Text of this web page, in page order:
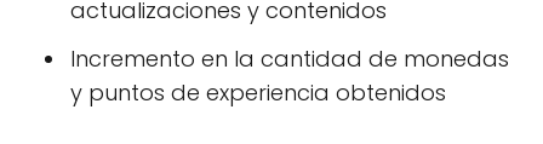
actualizaciones y contenidos
Incremento en la cantidad de monedas
y puntos de experiencia obtenidos